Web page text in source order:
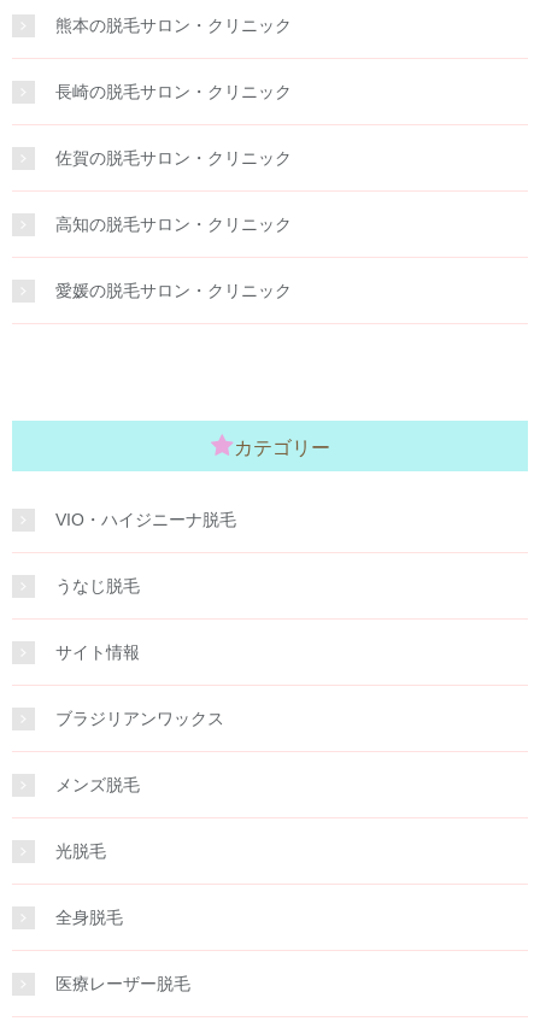
熊本の脱毛サロン・クリニック
長崎の脱毛サロン・クリニック
佐賀の脱毛サロン・クリニック
高知の脱毛サロン・クリニック
愛媛の脱毛サロン・クリニック
カテゴリー
VIO・ハイジニーナ脱毛
うなじ脱毛
サイト情報
ブラジリアンワックス
メンズ脱毛
光脱毛
全身脱毛
医療レーザー脱毛